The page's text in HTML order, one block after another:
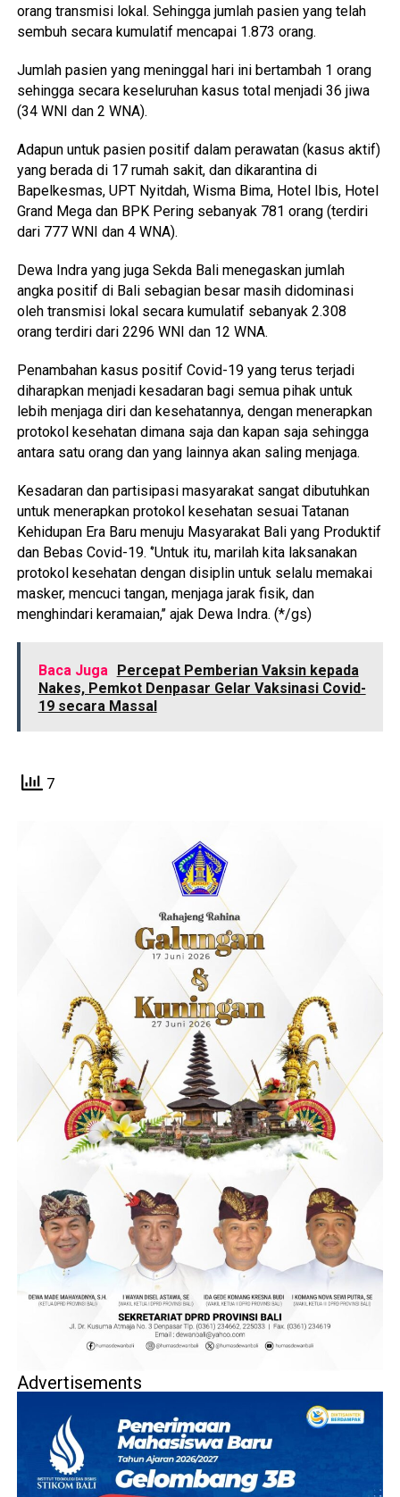
orang transmisi lokal. Sehingga jumlah pasien yang telah
sembuh secara kumulatif mencapai 1.873 orang.
Jumlah pasien yang meninggal hari ini bertambah 1 orang
sehingga secara keseluruhan kasus total menjadi 36 jiwa
(34 WNI dan 2 WNA).
Adapun untuk pasien positif dalam perawatan (kasus aktif)
yang berada di 17 rumah sakit, dan dikarantina di
Bapelkesmas, UPT Nyitdah, Wisma Bima, Hotel Ibis, Hotel
Grand Mega dan BPK Pering sebanyak 781 orang (terdiri
dari 777 WNI dan 4 WNA).
Dewa Indra yang juga Sekda Bali menegaskan jumlah
angka positif di Bali sebagian besar masih didominasi
oleh transmisi lokal secara kumulatif sebanyak 2.308
orang terdiri dari 2296 WNI dan 12 WNA.
Penambahan kasus positif Covid-19 yang terus terjadi
diharapkan menjadi kesadaran bagi semua pihak untuk
lebih menjaga diri dan kesehatannya, dengan menerapkan
protokol kesehatan dimana saja dan kapan saja sehingga
antara satu orang dan yang lainnya akan saling menjaga.
Kesadaran dan partisipasi masyarakat sangat dibutuhkan
untuk menerapkan protokol kesehatan sesuai Tatanan
Kehidupan Era Baru menuju Masyarakat Bali yang Produktif
dan Bebas Covid-19. ‘’Untuk itu, marilah kita laksanakan
protokol kesehatan dengan disiplin untuk selalu memakai
masker, mencuci tangan, menjaga jarak fisik, dan
menghindari keramaian,’’ ajak Dewa Indra. (*/gs)
Baca Juga Percepat Pemberian Vaksin kepada
Nakes, Pemkot Denpasar Gelar Vaksinasi Covid-
19 secara Massal
7
Advertisements